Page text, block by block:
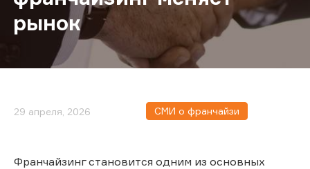
рынок
29 апреля, 2026 СМИ о франчайзи
Франчайзинг становится одним из основных